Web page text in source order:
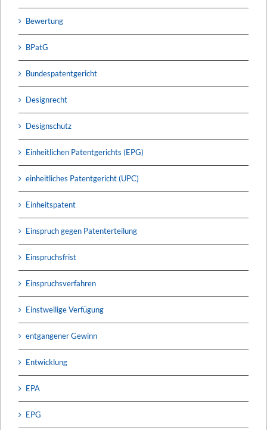
Bewertung
BPatG
Bundespatentgericht
Designrecht
Designschutz
Einheitlichen Patentgerichts (EPG)
einheitliches Patentgericht (UPC)
Einheitspatent
Einspruch gegen Patenterteilung
Einspruchsfrist
Einspruchsverfahren
Einstweilige Verfügung
entgangener Gewinn
Entwicklung
EPA
EPG